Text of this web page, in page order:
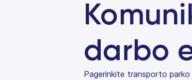
darbo
Pagerinkite transporto